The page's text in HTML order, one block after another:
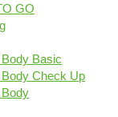
GO
Basic
Check Up